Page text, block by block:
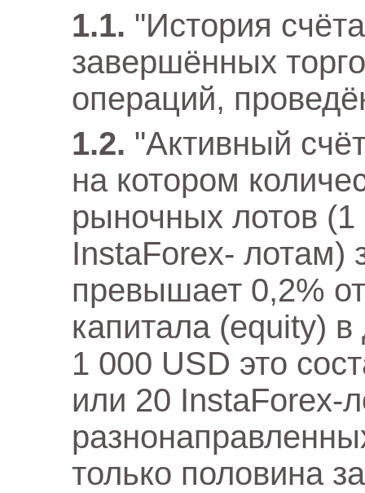
"История
завершённых
операций,
"Активный
на котором
рыночных лотов
InstaForex- лотам)
превышает 0,2%
капитала (equity)
1 000 USD это
или 20 InstaForex-
только половина